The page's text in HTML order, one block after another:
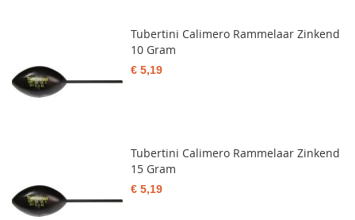
Tubertini Calimero Rammelaar Zinkend
10 Gram
€ 5,19
Tubertini Calimero Rammelaar Zinkend
15 Gram
€ 5,19